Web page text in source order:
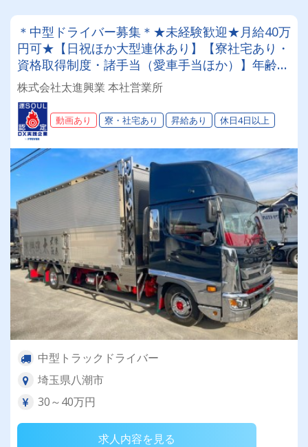
＊中型ドライバー募集＊★未経験歓迎★月給40万
円可★【日祝ほか大型連休あり】【寮社宅あり・
資格取得制度・諸手当（愛車手当ほか）】年齢経
験不問！男女共にご活躍頂けます♪
株式会社太進興業 本社営業所
動画あり 寮・社宅あり 昇給あり 休日4日以上
中型トラックドライバー
埼玉県八潮市
30～40万円
求人内容を見る